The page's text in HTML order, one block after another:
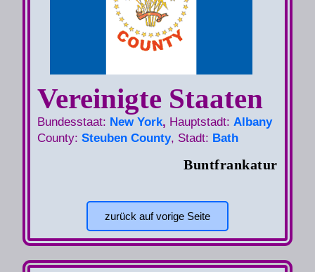
Vereinigte Staaten
Bundesstaat: New York, Hauptstadt: Albany
County: Steuben County, Stadt: Bath
Buntfrankatur
zurück auf vorige Seite